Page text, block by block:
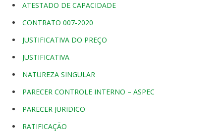
ATESTADO DE CAPACIDADE
CONTRATO 007-2020
JUSTIFICATIVA DO PREÇO
JUSTIFICATIVA
NATUREZA SINGULAR
PARECER CONTROLE INTERNO – ASPEC
PARECER JURIDICO
RATIFICAÇÃO